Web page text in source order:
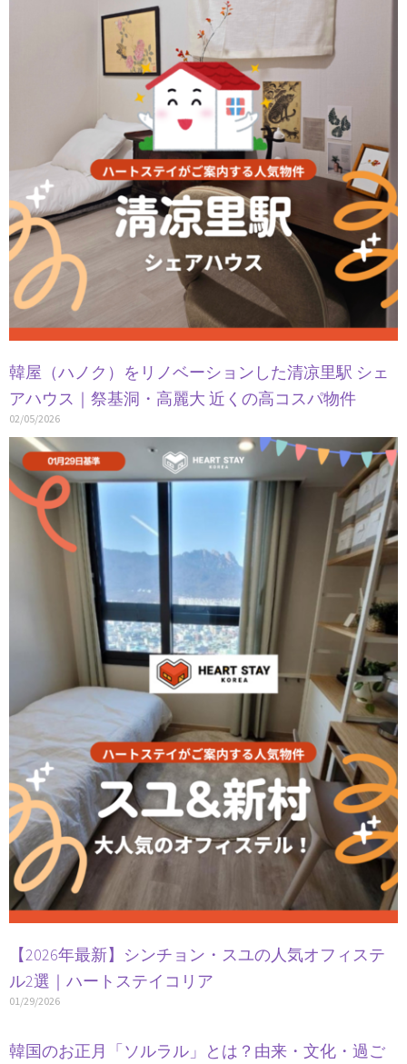
韓屋（ハノク）をリノベーションした清凉里駅 シェ
アハウス｜祭基洞・高麗大 近くの高コスパ物件
02/05/2026
【2026年最新】シンチョン・スユの人気オフィステ
ル2選｜ハートステイコリア
01/29/2026
韓国のお正月「ソルラル」とは？由来・文化・過ご